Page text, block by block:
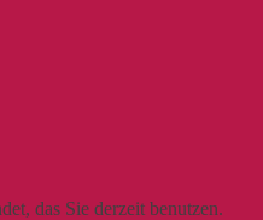
das Sie derzeit benutzen.